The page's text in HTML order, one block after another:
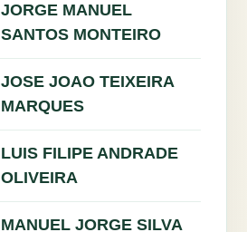
JORGE MANUEL
SANTOS MONTEIRO
JOSE JOAO TEIXEIRA
MARQUES
LUIS FILIPE ANDRADE
OLIVEIRA
MANUEL JORGE SILVA